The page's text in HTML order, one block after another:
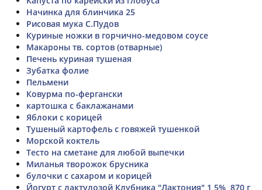
Начинка для блинчика 25
Рисовая мука С.Пудов
Куриные ножки в горчично-медовом соусе
Макароны тв. сортов (отварные)
Печень куриная тушеная
Зубатка фолие
Пельмени
Ковурма по-фергански
картошка с баклажанами
Яблоки с корицей
Тушеный картофель с говяжей тушенкой
Морской коктель
Тесто на сметане для любой выпечки
Миланья творожок брусника
булочки с сахаром и корицей
Йогурт с лактулозой Клубника "Лактония" 1,5%, 870 г,